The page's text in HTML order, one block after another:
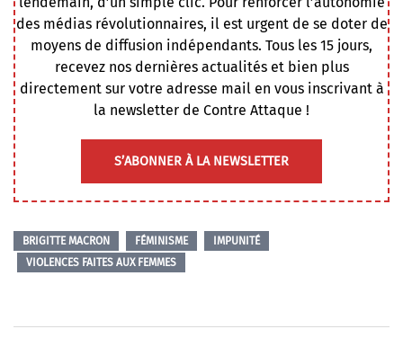
des médias révolutionnaires, il est urgent de se doter de
moyens de diffusion indépendants. Tous les 15 jours,
recevez nos dernières actualités et bien plus
directement sur votre adresse mail en vous inscrivant à
la newsletter de Contre Attaque !
S’ABONNER À LA NEWSLETTER
BRIGITTE MACRON FÉMINISME
IMPUNITÉ
VIOLENCES FAITES AUX FEMMES